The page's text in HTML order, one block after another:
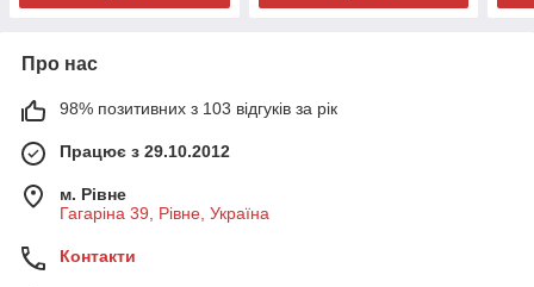
Про нас
98% позитивних з 103 відгуків за рік
Працює з 29.10.2012
м. Рівне
Гагаріна 39, Рівне, Україна
Контакти